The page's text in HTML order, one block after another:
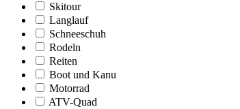
Skitour
Langlauf
Schneeschuh
Rodeln
Reiten
Boot und Kanu
Motorrad
ATV-Quad